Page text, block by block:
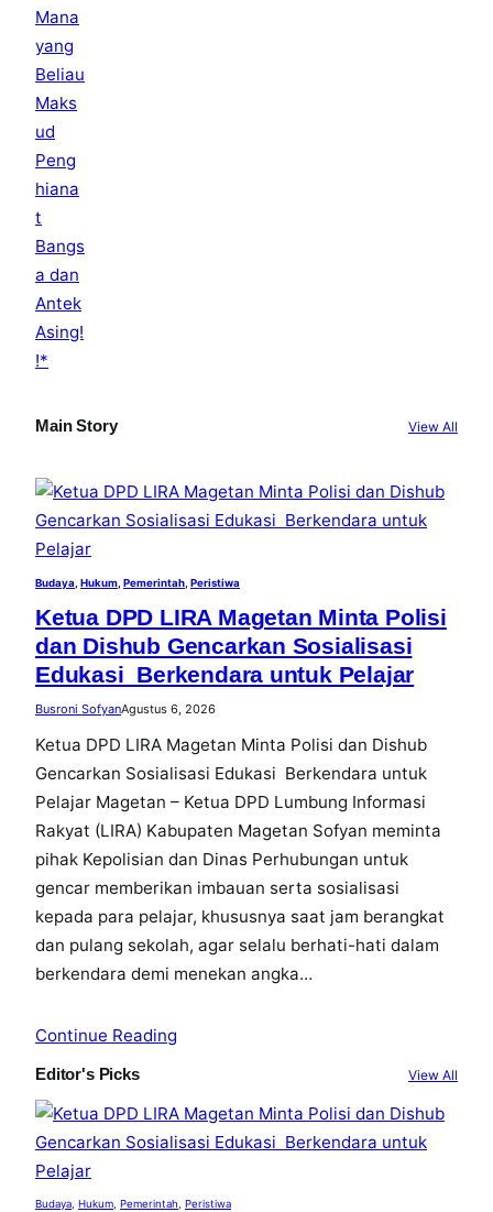
Main Story View All
Budaya Hukum Pemerintah Peristiwa
Ketua DPD LIRA Magetan Minta Polisi
dan Dishub Gencarkan Sosialisasi
Edukasi Berkendara untuk Pelajar
Busroni SofyanAgustus 6, 2026
Ketua DPD LIRA Magetan Minta Polisi dan Dishub
Gencarkan Sosialisasi Edukasi Berkendara untuk
Pelajar Magetan – Ketua DPD Lumbung Informasi
Rakyat (LIRA) Kabupaten Magetan Sofyan meminta
pihak Kepolisian dan Dinas Perhubungan untuk
gencar memberikan imbauan serta sosialisasi
kepada para pelajar, khususnya saat jam berangkat
dan pulang sekolah, agar selalu berhati-hati dalam
berkendara demi menekan angka…
Continue Reading
Editor's Picks View All
Budaya Hukum Pemerintah Peristiwa